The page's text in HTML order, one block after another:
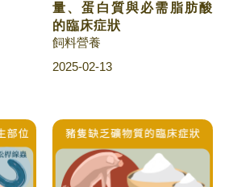
量、蛋白質與必需脂肪酸
的臨床症狀
飼料營養
2025-02-13